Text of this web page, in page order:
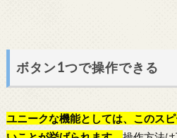
ボタン1つで操作できる
ユニークな機能としては、このス